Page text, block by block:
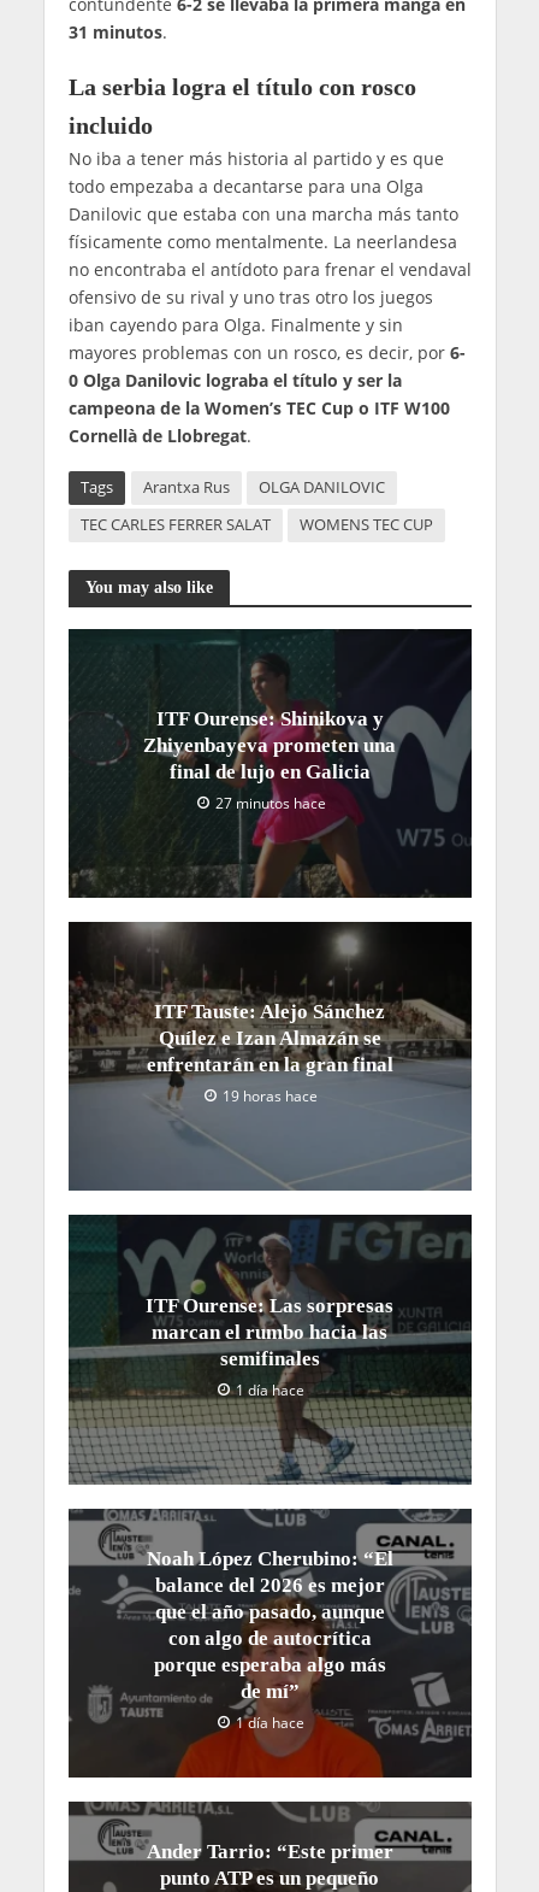
31 minutos.
La serbia logra el título con rosco
incluido
No iba a tener más historia al partido y es que
todo empezaba a decantarse para una Olga
Danilovic que estaba con una marcha más tanto
físicamente como mentalmente. La neerlandesa
no encontraba el antídoto para frenar el vendaval
ofensivo de su rival y uno tras otro los juegos
iban cayendo para Olga. Finalmente y sin
mayores problemas con un rosco, es decir, por 6-
0 Olga Danilovic lograba el título y ser la
campeona de la Women’s TEC Cup o ITF W100
Cornellà de Llobregat.
Tags Arantxa Rus
OLGA DANILOVIC
TEC CARLES FERRER SALAT
WOMENS TEC CUP
You may also like
ITF Ourense: Shinikova y
Zhiyenbayeva prometen una
final de lujo en Galicia
27 minutos hace
ITF Tauste: Alejo Sánchez
Quílez e Izan Almazán se
enfrentarán en la gran final
19 horas hace
ITF Ourense: Las sorpresas
marcan el rumbo hacia las
semifinales
1 día hace
Noah López Cherubino: “El
balance del 2026 es mejor
que el año pasado, aunque
con algo de autocrítica
porque esperaba algo más
de mí”
1 día hace
Ander Tarrio: “Este primer
punto ATP es un pequeño